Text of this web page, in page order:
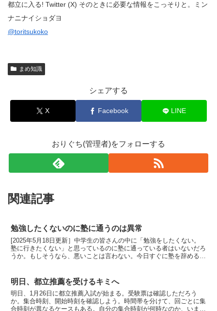
都立に入る! Twitter (X) そのときに必要な情報をこっそりと。ミン
ナニナイショダヨ
@toritsukoko
まめ知識
シェアする
X Facebook LINE
おりぐち(管理者)をフォローする
関連記事
勉強したくないのに塾に通うのは異常
[2025年5月18日更新］中学生の皆さんの中に「勉強をしたくない。
塾に行きたくない」と思っているのに塾に通っている者はいないだろ
うか。もしそうなら、悪いことは言わない。今日すぐに塾を辞めるべ
明日、都立推薦を受けるキミへ
明日、1月26日に都立推薦入試が始まる。受験票は確認しただろう
か。集合時刻、開始時刻を確認しよう。時間帯を分けて、回ごとに集
合時刻が異なるケースもある。自分の集合時刻が何時なのか、いま一